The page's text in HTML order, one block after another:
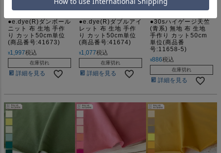
●e.dye(R)ダンボール
ニット 布 生地 手作
り カット50cm単位
(商品番号:41673)
¥1,997税込
在庫切れ
詳細を見る
●e.dye(R)ダブルアイ
レット 布 生地 手作
り カット50cm単位
(商品番号:41674)
¥1,077税込
在庫切れ
詳細を見る
●30sハイゲージ天竺
(青系) 無地 布 生地
手作り カット50cm
単位(商品番
号:11658-5)
¥886税込
在庫切れ
詳細を見る